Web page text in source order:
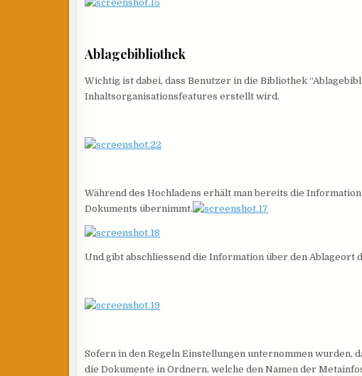
Ablagebibliothek
Wichtig ist dabei, dass Benutzer in die Bibliothek
Inhaltsorganisationsfeatures erstellt wird.
Während des Hochladens erhält man bereits die
Dokuments übernimmt.
Und gibt abschliessend die Information über den Ablageort
Sofern in den Regeln Einstellungen unternommen wurden,
die Dokumente in Ordnern, welche den Namen der